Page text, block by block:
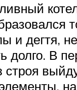
и дегтя,
долго. В
строя